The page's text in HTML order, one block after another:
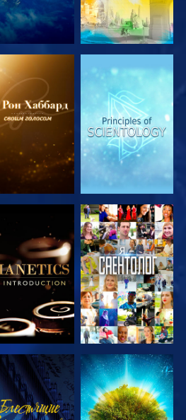
СМОТРЕТЬ
ПЕРЕДАЧИ
СМОТРЕТЬ
ПЕРЕДАЧИ
СМОТРЕТЬ
ПЕРЕДАЧИ
СМОТРЕТЬ
СМОТРЕТЬ
СМОТРЕТЬ
ПЕРЕДАЧИ